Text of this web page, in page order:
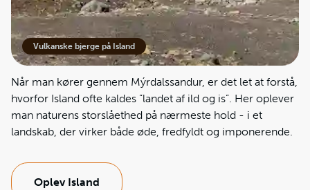
Vulkanske bjerge på Island
vulkanen Katla. Vulkansk aktivitet, is og smeltevand har sat
deres præg på området og skabt det særlige, næsten
månelignende landskab, som i dag møder de rejsende.
Når man kører gennem Mýrdalssandur, er det let at forstå,
hvorfor Island ofte kaldes ”landet af ild og is”. Her oplever
man naturens storslåethed på nærmeste hold - i et
landskab, der virker både øde, fredfyldt og imponerende.
Oplev Island